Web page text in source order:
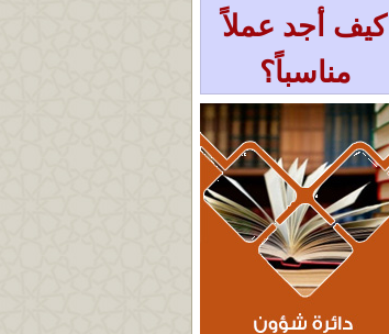
كيف أجد عملاً
مناسباً؟
« أرشيف الخطب